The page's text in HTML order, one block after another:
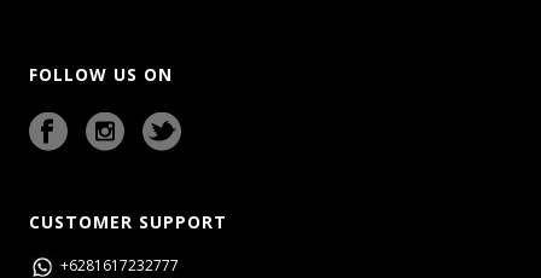
FOLLOW US ON
CUSTOMER SUPPORT
+6281617232777